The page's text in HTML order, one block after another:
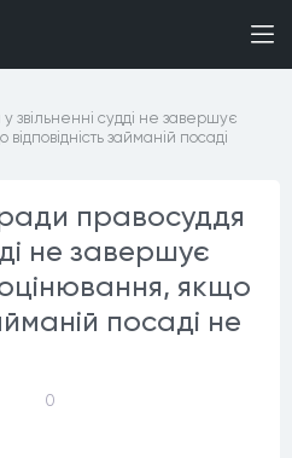
звільненні судді не завершує
займаній посаді
правосуддя
не завершує
оцінювання, якщо
посаді не
0